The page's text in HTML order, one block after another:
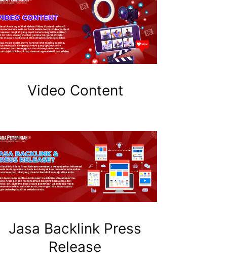
Video Content
Jasa Backlink Press
Release